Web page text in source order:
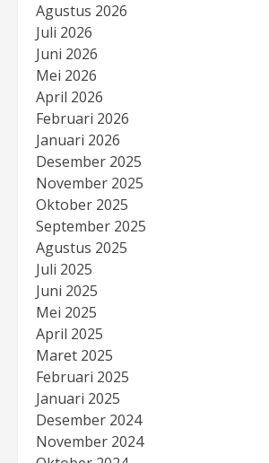
Agustus 2026
Juli 2026
Juni 2026
Mei 2026
April 2026
Februari 2026
Januari 2026
Desember 2025
November 2025
Oktober 2025
September 2025
Agustus 2025
Juli 2025
Juni 2025
Mei 2025
April 2025
Maret 2025
Februari 2025
Januari 2025
Desember 2024
November 2024